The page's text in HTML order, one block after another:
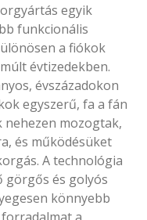
egyik
funkcionális
a fiókok
évtizedekben.
évszázadokon
egyszerű, fa a fán
nehezen mozogtak,
és működésüket
A technológia
görgős és golyós
könnyebb